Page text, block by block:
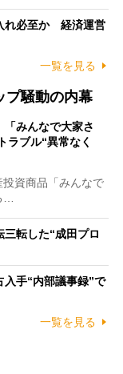
れ必至か 経済運営
一覧を見る
プ騒動の内幕
「みんなで大家さ
ラブル“異常なく
資商品「みんなで
三転した“成田プロ
入手“内部議事録”で
一覧を見る